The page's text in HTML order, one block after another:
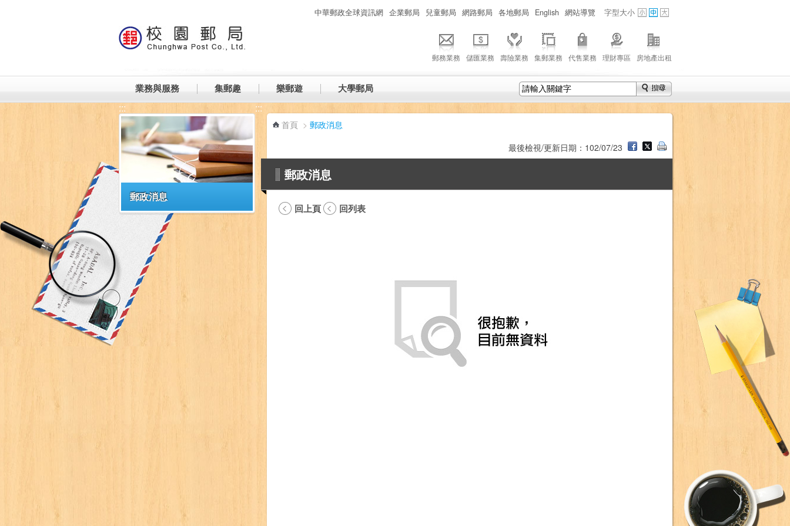
中華郵政全球資訊網 企業郵局 兒童郵局 網路郵局 各地郵局 English 網站導覽 字型大小
郵務業務 儲匯業務 壽險業務 集郵業務 代售業務 理財專區 房地產出租
業務與服務 集郵趣 樂郵遊 大學郵局
:::
郵政消息
:::
首頁 > 郵政消息
最後檢視/更新日期：102/07/23
郵政消息
回上頁 回列表